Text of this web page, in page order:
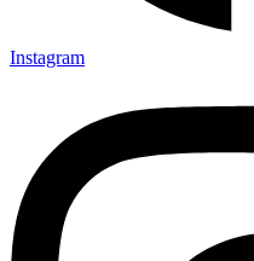
Instagram